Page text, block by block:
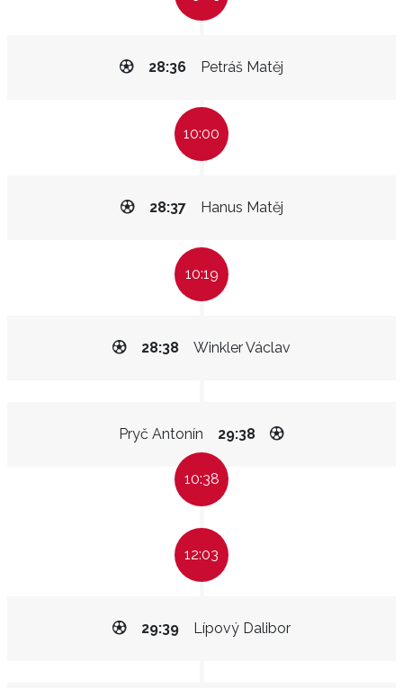
Petráš Matěj
28:36
10:00
Hanus Matěj
28:37
10:19
Winkler Václav
28:38
Pryč Antonín 29:38
10:38
12:03
Lípový Dalibor
29:39